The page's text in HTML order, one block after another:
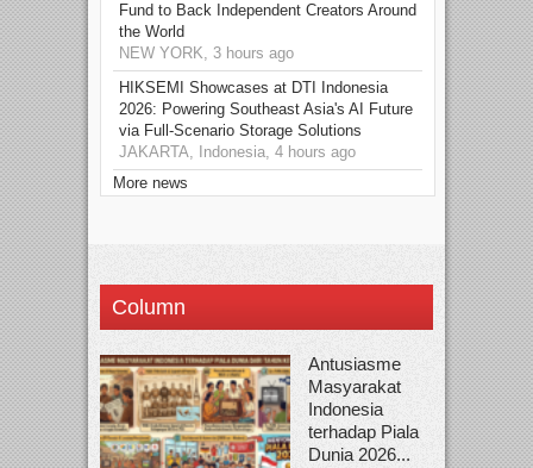
Fund to Back Independent Creators Around
the World
NEW YORK, 3 hours ago
HIKSEMI Showcases at DTI Indonesia
2026: Powering Southeast Asia's AI Future
via Full‑Scenario Storage Solutions
JAKARTA, Indonesia, 4 hours ago
More news
Column
Antusiasme
Masyarakat
Indonesia
terhadap Piala
Dunia 2026...